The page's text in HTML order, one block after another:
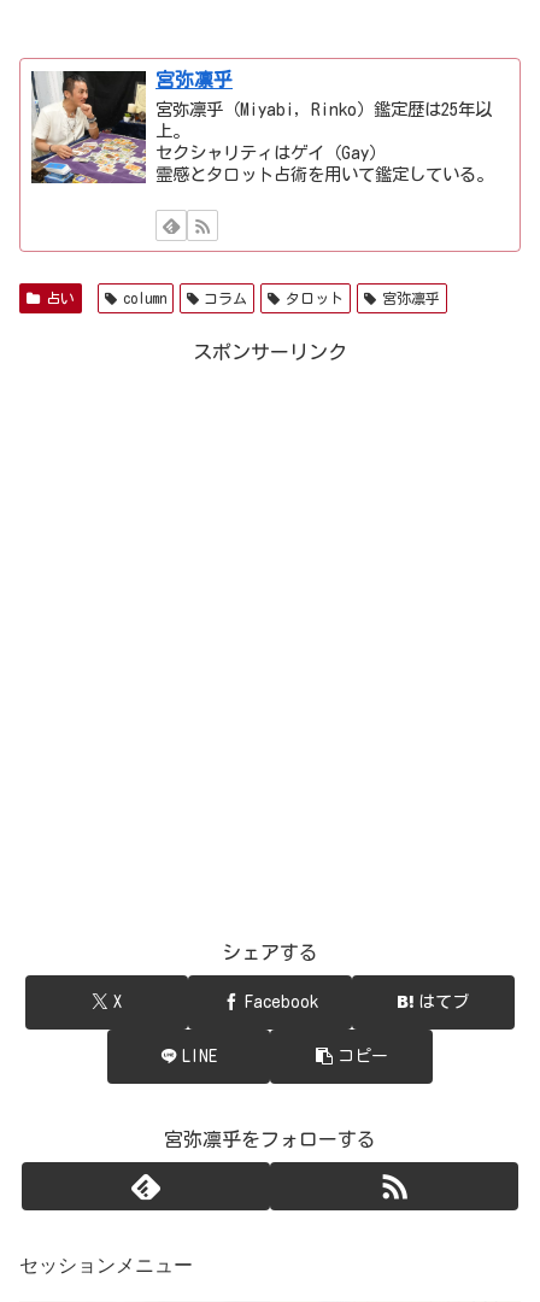
宮弥凛乎
宮弥凛乎（Miyabi, Rinko）鑑定歴は25年以
上。
セクシャリティはゲイ（Gay）
霊感とタロット占術を用いて鑑定している。
占い column コラム タロット 宮弥凛乎
スポンサーリンク
シェアする
X Facebook はてブ
LINE コピー
宮弥凛乎をフォローする
セッションメニュー